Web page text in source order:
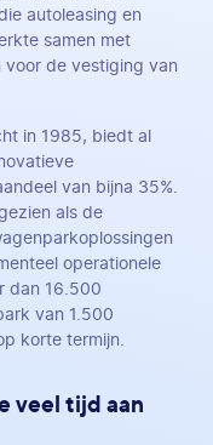
autoleasing en
samen met
voor de vestiging van
in 1985, biedt al
van bijna 35%.
als de
operationele
dan 16.500
van 1.500
korte termijn.
veel tijd aan